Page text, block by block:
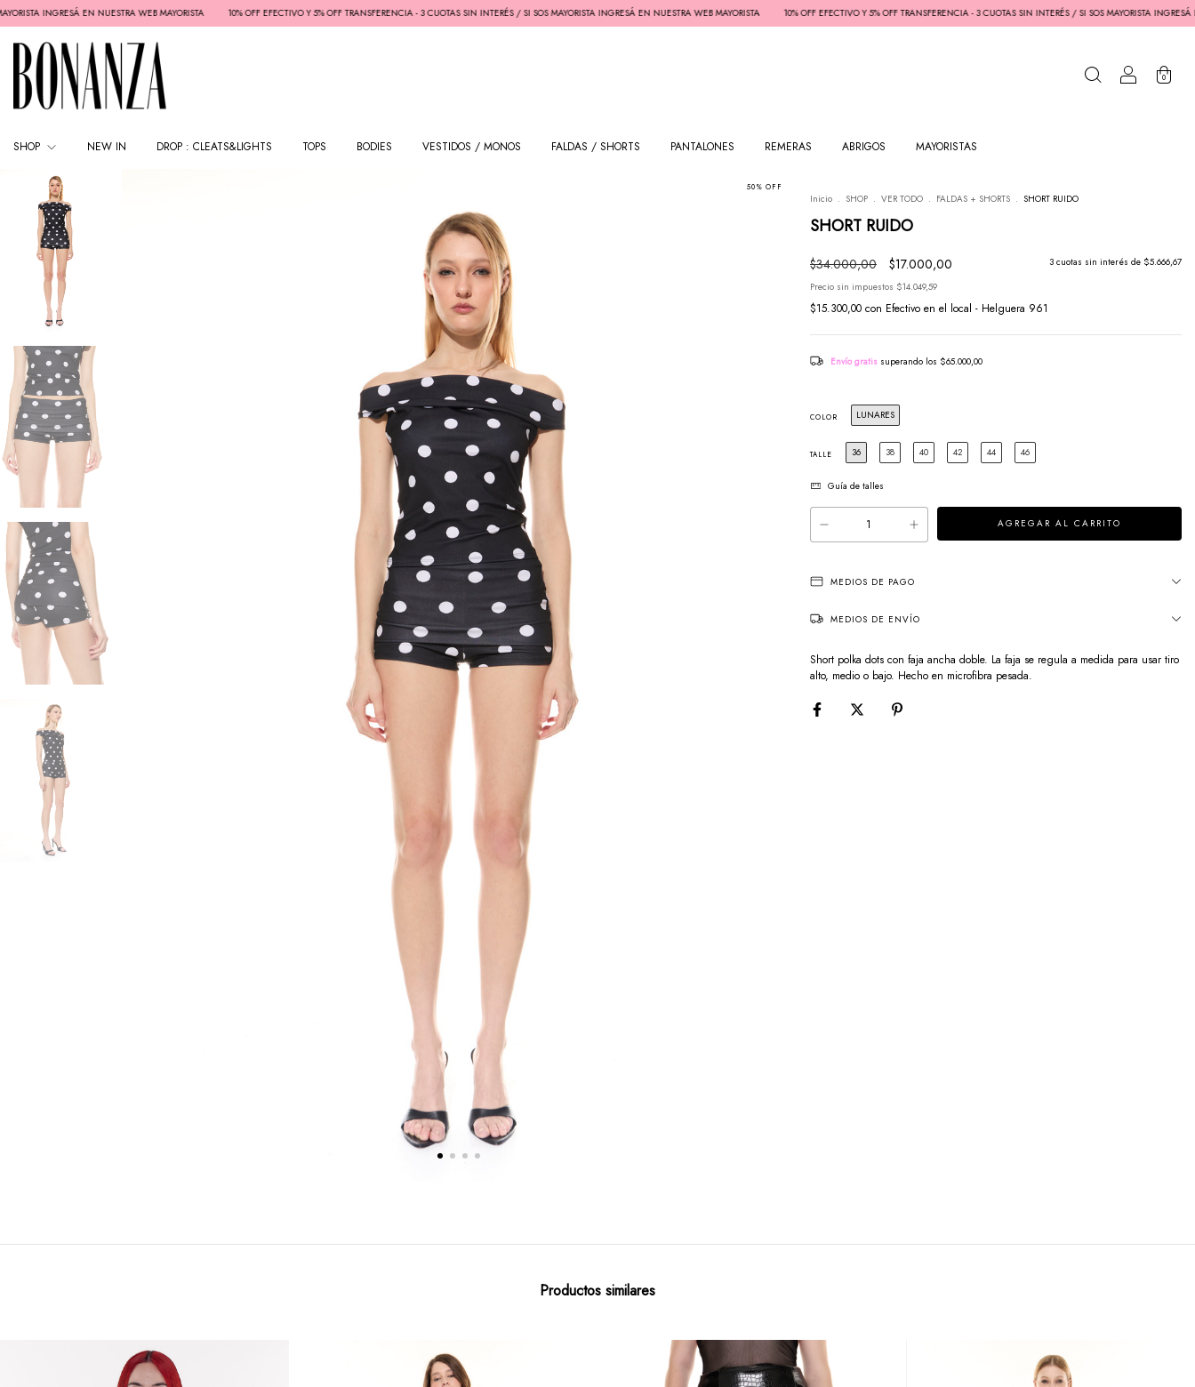
EN NUESTRA WEB MAYORISTA 10% OFF EFECTIVO Y 5% OFF TRANSFERENCIA - 3 CUOTAS SIN INTERÉS / SI SOS MAYORISTA INGRESÁ EN NUESTRA WEB MAYORISTA 10% OFF EFECTIVO Y 5% OFF TRANSFERENCIA - 3 CUOTAS SIN INTERÉS / SI SOS MAYORISTA INGRESÁ EN
0
SHOP NEW IN DROP : CLEATS&LIGHTS TOPS BODIES VESTIDOS / MONOS FALDAS / SHORTS PANTALONES REMERAS ABRIGOS MAYORISTAS
50% OFF
Inicio . SHOP . VER TODO . FALDAS + SHORTS . SHORT RUIDO
SHORT RUIDO
$34.000,00 $17.000,00 3 cuotas sin interés de $5.666,67
Precio sin impuestos $14.049,59
$15.300,00 con Efectivo en el local - Helguera 961
Envío gratis superando los $65.000,00
COLOR LUNARES
TALLE 36 38 40 42 44 46
Guía de talles
MEDIOS DE PAGO
MEDIOS DE ENVÍO
Short polka dots con faja ancha doble. La faja se regula a medida para usar tiro
alto, medio o bajo. Hecho en microfibra pesada.
Productos similares